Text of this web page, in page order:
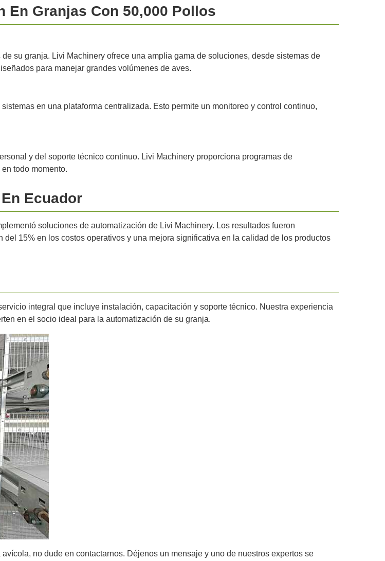
En Granjas Con 50,000 Pollos
su granja. Livi Machinery ofrece una amplia gama de soluciones, desde sistemas de
para manejar grandes volúmenes de aves.
en una plataforma centralizada. Esto permite un monitoreo y control continuo,
y del soporte técnico continuo. Livi Machinery proporciona programas de
todo momento.
Ecuador
soluciones de automatización de Livi Machinery. Los resultados fueron
15% en los costos operativos y una mejora significativa en la calidad de los productos
integral que incluye instalación, capacitación y soporte técnico. Nuestra experiencia
en el socio ideal para la automatización de su granja.
no dude en contactarnos. Déjenos un mensaje y uno de nuestros expertos se